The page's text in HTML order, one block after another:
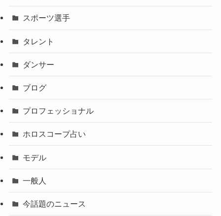
スポーツ選手
タレント
ダンサー
ブログ
プロフェッショナル
ホロスコープ占い
モデル
一般人
今話題のニュース